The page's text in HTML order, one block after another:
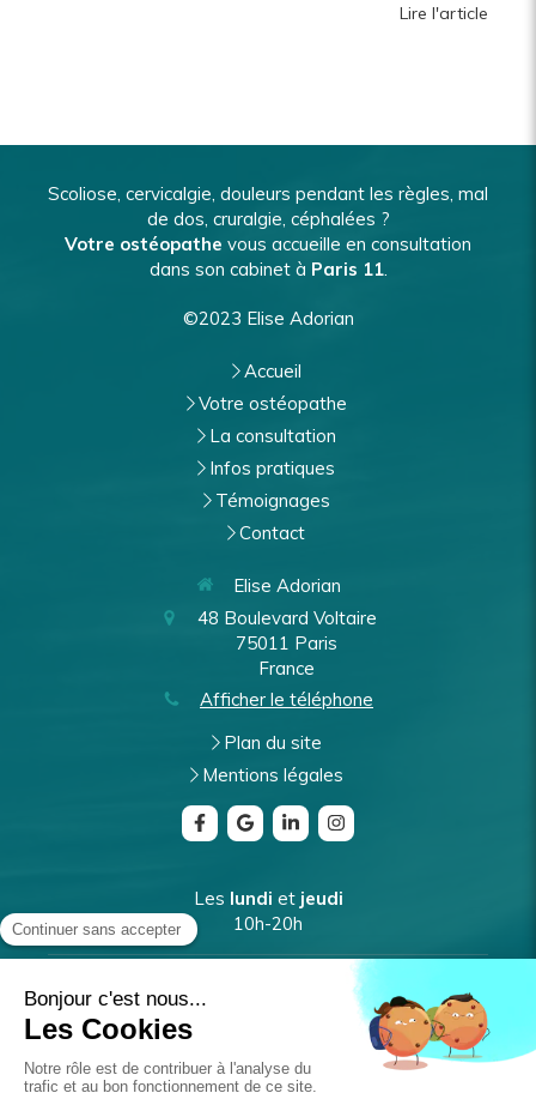
Lire l'article
Scoliose, cervicalgie, douleurs pendant les règles, mal
de dos, cruralgie, céphalées ?
Votre ostéopathe vous accueille en consultation
dans son cabinet à Paris 11.
©2023 Elise Adorian
Accueil
Votre ostéopathe
La consultation
Infos pratiques
Témoignages
Contact
Elise Adorian
48 Boulevard Voltaire
75011 Paris
France
Afficher le téléphone
Plan du site
Mentions légales
Les lundi et jeudi
10h-20h
vendredi
Lemercredi